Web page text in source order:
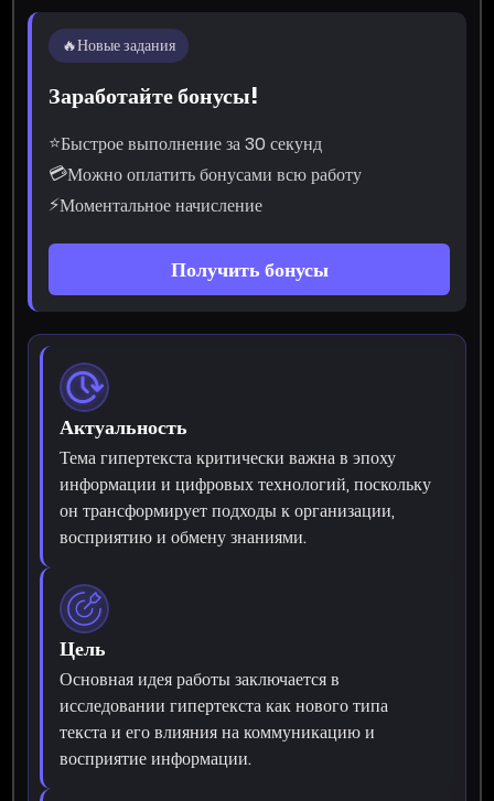
🔥Новые задания
Заработайте бонусы!
⭐Быстрое выполнение за 30 секунд
💳Можно оплатить бонусами всю работу
⚡Моментальное начисление
Получить бонусы
Актуальность
Тема гипертекста критически важна в эпоху
информации и цифровых технологий, поскольку
он трансформирует подходы к организации,
восприятию и обмену знаниями.
Цель
Основная идея работы заключается в
исследовании гипертекста как нового типа
текста и его влияния на коммуникацию и
восприятие информации.